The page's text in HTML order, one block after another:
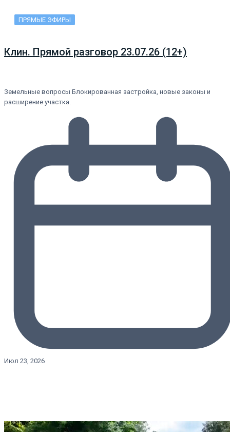
ПРЯМЫЕ ЭФИРЫ
Клин. Прямой разговор 23.07.26 (12+)
Земельные вопросы Блокированная застройка, новые законы и
расширение участка.
Июл 23, 2026